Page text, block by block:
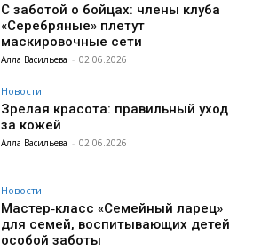
С заботой о бойцах: члены клуба
«Серебряные» плетут
маскировочные сети
Алла Васильева - 02.06.2026
Новости
Зрелая красота: правильный уход
за кожей
Алла Васильева - 02.06.2026
Новости
Мастер‑класс «Семейный ларец»
для семей, воспитывающих детей
особой заботы